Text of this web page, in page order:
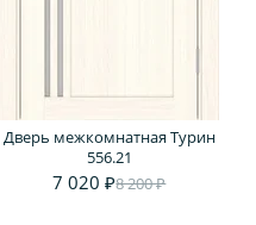
Дверь межкомнатная Турин
556.21
7 020 ₽8 200 ₽